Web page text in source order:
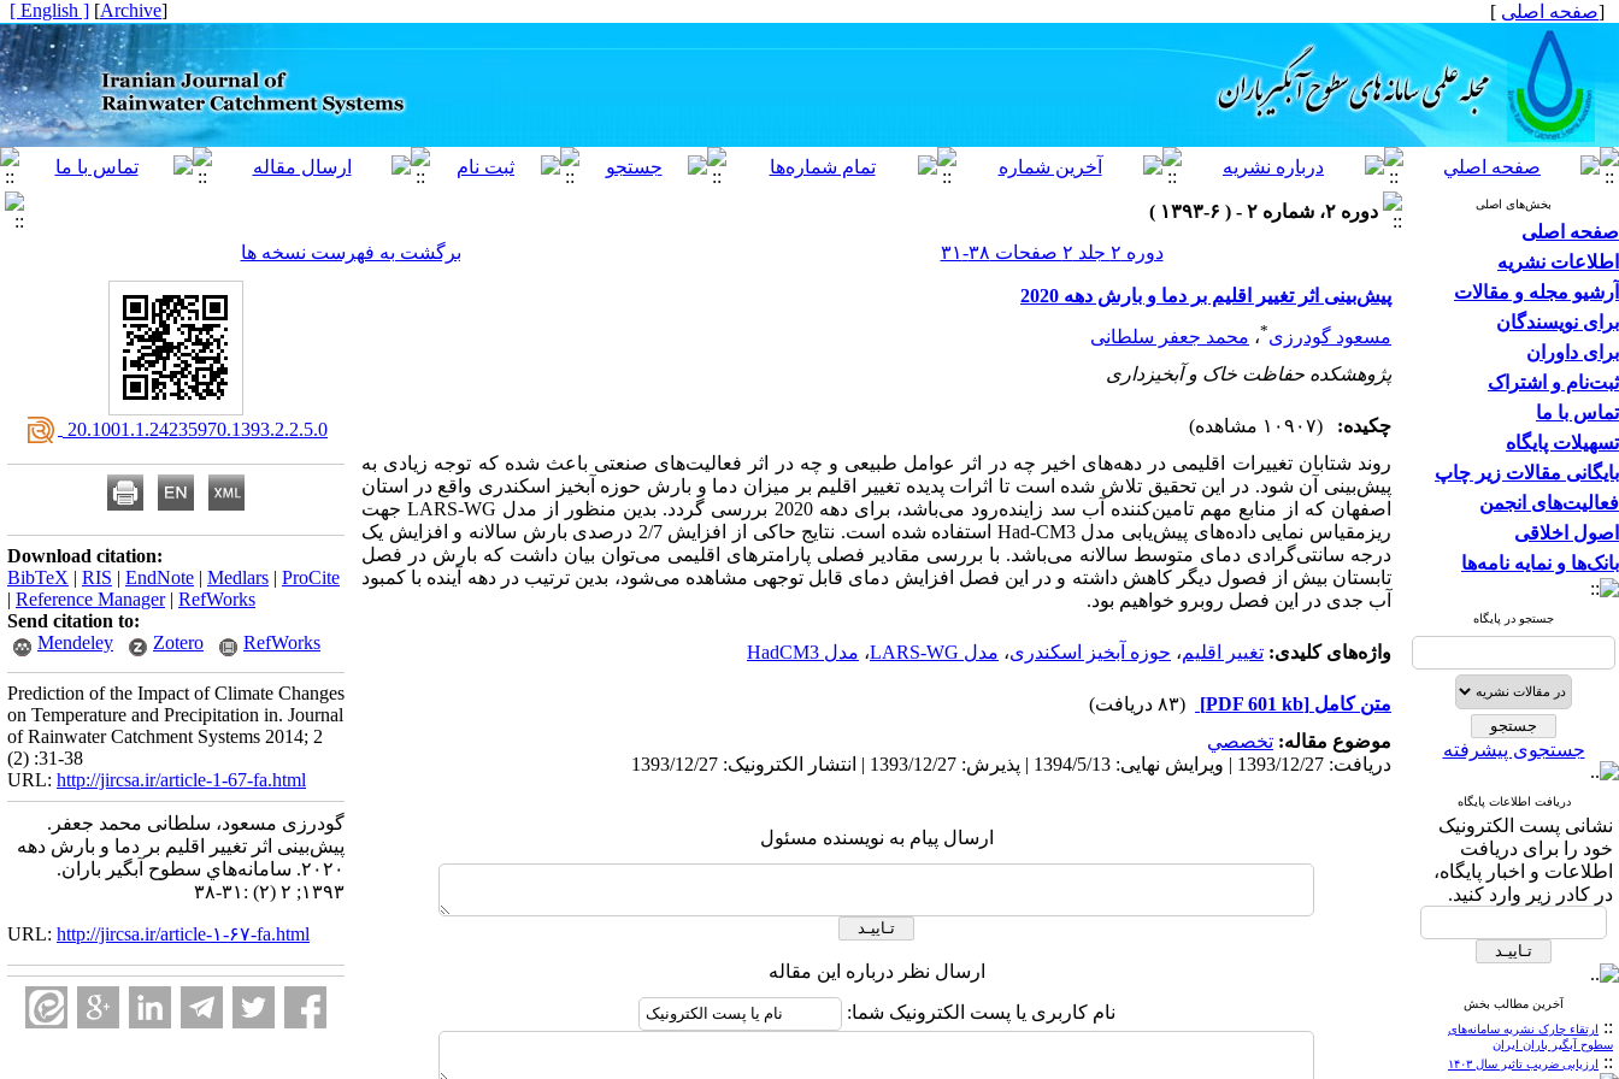
[صفحه اصلی ]
[
Archive
]
[ English ]
بخش‌های اصلی
صفحه اصلی
اطلاعات نشریه
آرشیو مجله و مقالات
برای نویسندگان
برای داوران
ثبت‌نام و اشتراک
تماس با ما
تسهیلات پایگاه
بایگانی مقالات زیر چاپ
فعالیت‌های انجمن
اصول اخلاقی
بانک‌ها و نمایه نامه‌ها
جستجو در پایگاه
جستجوی پیشرفته
دریافت اطلاعات پایگاه
نشانی پست الکترونیک
خود را برای دریافت
اطلاعات و اخبار پایگاه،
در کادر زیر وارد کنید.
آخرین مطالب بخش
:: ارتقاء چارک نشریه سامانه‌های
سطوح آبگیر باران ایران
:: ارزیابی ضریب تاثیر سال ۱۴۰۳
دوره ۲، شماره ۲ - ( ۶-۱۳۹۳ )
دوره ۲ جلد ۲ صفحات ۳۸-۳۱
برگشت به فهرست نسخه ها
پیش‌بینی اثر تغییر اقلیم بر دما و بارش دهه 2020
مسعود گودرزی*، محمد جعفر سلطانی
پژوهشکده حفاظت خاک و آبخیزداری
چکیده:
(۱۰۹۰۷ مشاهده)
روند شتابان تغییرات اقلیمی در دهه‌های اخیر چه در اثر عوامل طبیعی و چه در اثر فعالیت‌های صنعتی باعث شده که توجه زیادی به
پیش‌بینی آن شود. در این تحقیق تلاش شده است تا اثرات پدیده تغییر اقلیم بر میزان دما و بارش حوزه آبخیز اسکندری واقع در استان
اصفهان که از منابع مهم تامین‌کننده آب سد زاینده‌رود می‌باشد، برای دهه 2020 بررسی گردد. بدین منظور از مدل LARS-WG جهت
ریزمقیاس نمایی داده‌های پیش‌یابی مدل Had-CM3 استفاده شده است. نتایج حاکی از افزایش 2/7 درصدی بارش سالانه و افزایش یک
درجه سانتی‌گرادی دمای متوسط سالانه می‌باشد. با بررسی مقادیر فصلی پارامترهای اقلیمی می‌توان بیان داشت که بارش در فصل
تابستان بیش از فصول دیگر کاهش داشته و در این فصل افزایش دمای قابل توجهی مشاهده می‌شود، بدین ترتیب در دهه آینده با کمبود
آب جدی در این فصل روبرو خواهیم بود.
واژه‌های کلیدی: تغییر اقلیم، حوزه آبخیز اسکندری، مدل LARS-WG ، مدل HadCM3
متن کامل [PDF 601 kb]
(۸۳ دریافت)
موضوع مقاله: تخصصي
دریافت: 1393/12/27 | ویرایش نهایی: 1394/5/13 | پذیرش: 1393/12/27 | انتشار الکترونیک: 1393/12/27
ارسال پیام به نویسنده مسئول
ارسال نظر درباره این مقاله
نام کاربری یا پست الکترونیک شما:
‎ 20.1001.1.24235970.1393.2.2.5.0
Download citation:
BibTeX | RIS | EndNote | Medlars | ProCite
| Reference Manager| RefWorks
Send citation to:
Mendeley
Zotero RefWorks
Prediction of the Impact of Climate Changes
on Temperature and Precipitation in. Journal
of Rainwater Catchment Systems 2014; 2
(2) :31-38
URL: http://jircsa.ir/article-1-67-fa.html
گودرزی مسعود، سلطانی محمد جعفر.
پیش‌بینی اثر تغییر اقلیم بر دما و بارش دهه
۲۰۲۰. سامانه‌هاي سطوح آبگير باران.
۱۳۹۳; ۲ (۲) :۳۱-۳۸
URL: http://jircsa.ir/article-۱-۶۷-fa.html